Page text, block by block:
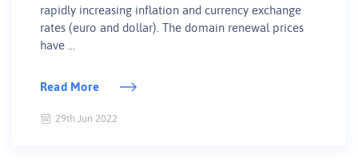
rapidly increasing inflation and currency exchange
rates (euro and dollar). The domain renewal prices
have ...
Read More
29th Jun 2022